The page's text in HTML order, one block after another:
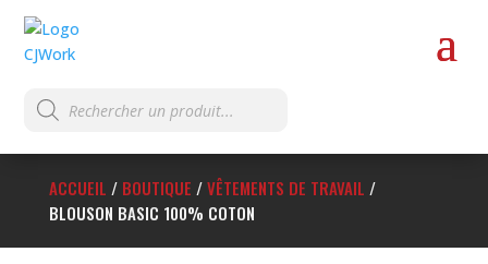
Recherche
de
produits
ACCUEIL / BOUTIQUE /VÊTEMENTS DE TRAVAIL /
BLOUSON BASIC 100% COTON